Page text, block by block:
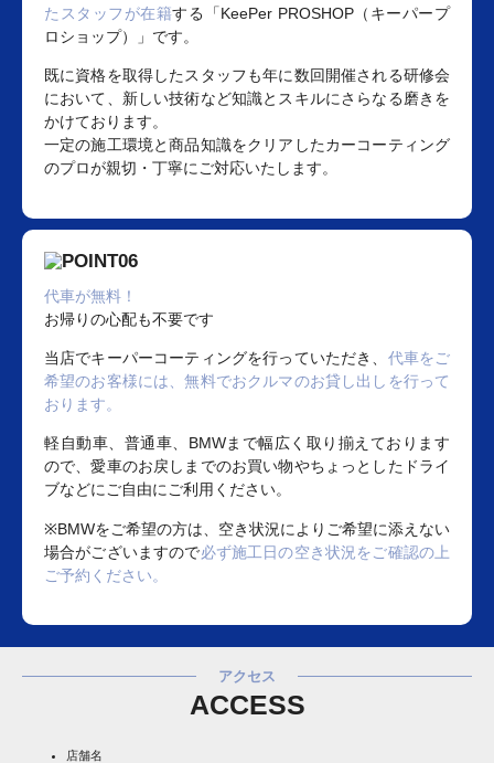
たスタッフが在籍する「KeePer PROSHOP（キーパープ
ロショップ）」です。
既に資格を取得したスタッフも年に数回開催される研修会
において、新しい技術など知識とスキルにさらなる磨きを
かけております。
一定の施工環境と商品知識をクリアしたカーコーティング
のプロが親切・丁寧にご対応いたします。
代車が無料！
お帰りの心配も不要です
当店でキーパーコーティングを行っていただき、 代車をご
希望のお客様には、無料でおクルマのお貸し出しを行って
おります。
軽自動車、普通車、BMWまで幅広く取り揃えております
ので、愛車のお戻しまでのお買い物やちょっとしたドライ
ブなどにご自由にご利用ください。
※BMWをご希望の方は、空き状況によりご希望に添えない
場合がございますので必ず施工日の空き状況をご確認の上
ご予約ください。
アクセス
ACCESS
店舗名